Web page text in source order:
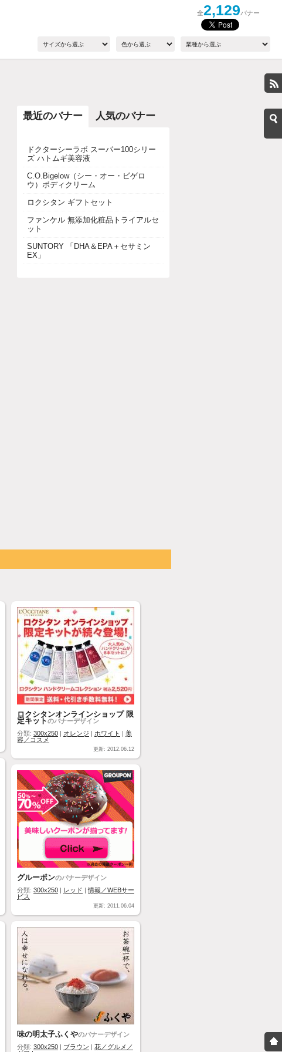
全2,129バナー
最近のバナー 人気のバナー
ドクターシーラボ スーパー100シリー
ズ ハトムギ美容液
C.O.Bigelow（シー・オー・ビゲロ
ウ）ボディクリーム
ロクシタン ギフトセット
ファンケル 無添加化粧品トライアルセ
ット
SUNTORY 「DHA＆EPA＋セサミン
EX」
ロクシタンオンラインショップ 限
定キットのバナーデザイン
分類: 300x250 | オレンジ | ホワイト | 美
容／コスメ
更新: 2012.06.12
グルーポンのバナーデザイン
分類: 300x250 | レッド |情報／WEBサー
ビス
更新: 2011.06.04
味の明太子ふくやのバナーデザイン
分類: 300x250 | ブラウン | 花／グルメ／